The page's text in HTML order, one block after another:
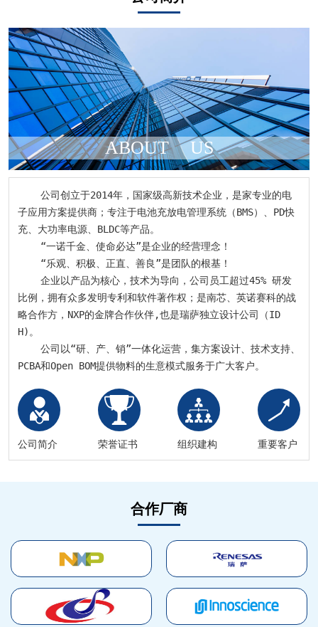
ABOUT US
子应用方案提供商；专注于电池充放电管理系统（BMS）、PD快
充、大功率电源、BLDC等产品。
比例，拥有众多发明专利和软件著作权；是南芯、英诺赛科的战
略合作方，NXP的金牌合作伙伴,也是瑞萨独立设计公司（ID
H)。
PCBA和Open BOM提供物料的生意模式服务于广大客户。
公司简介 荣誉证书 组织建构 重要客户
合作厂商